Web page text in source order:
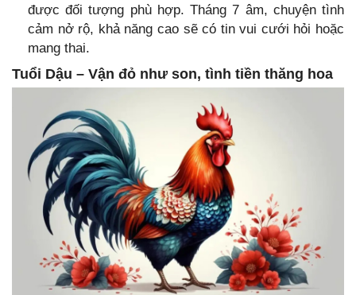
được đối tượng phù hợp. Tháng 7 âm, chuyện tình
cảm nở rộ, khả năng cao sẽ có tin vui cưới hỏi hoặc
mang thai.
Tuổi Dậu – Vận đỏ như son, tình tiền thăng hoa